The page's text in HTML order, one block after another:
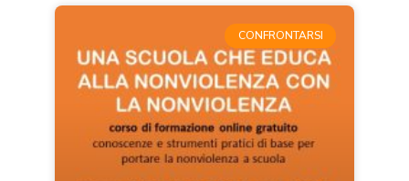
CONFRONTARSI